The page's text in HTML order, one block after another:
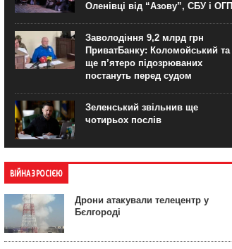
Оленівці від “Азову”, СБУ і ОГП
Заволодіння 9,2 млрд грн
ПриватБанку: Коломойський та
ще п’ятеро підозрюваних
постануть перед судом
Зеленський звільнив ще
чотирьох послів
ВІЙНА З РОСІЄЮ
Дрони атакували телецентр у
Бєлгороді